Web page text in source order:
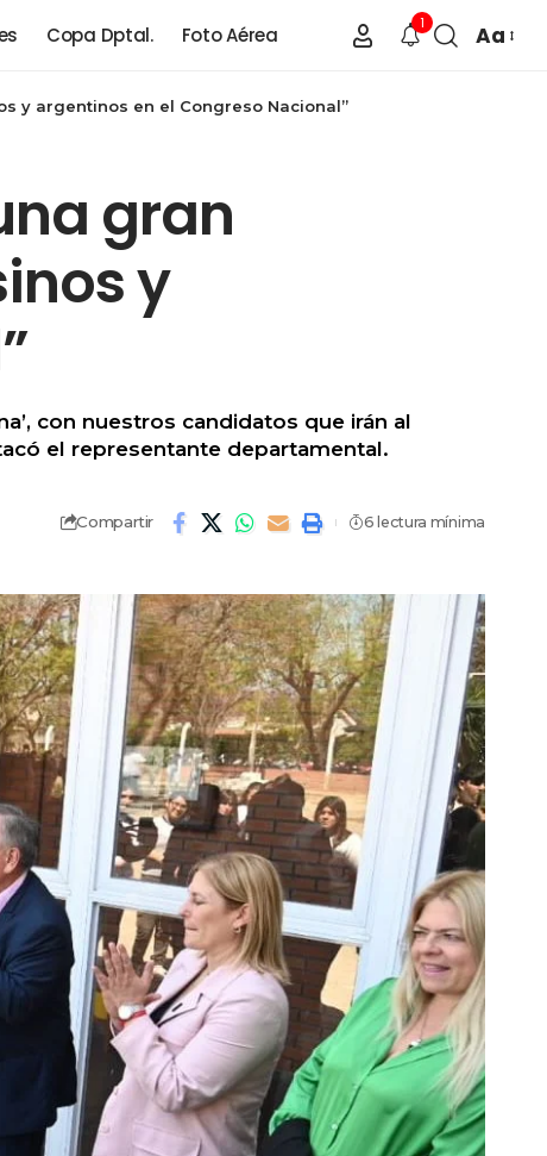
Copa Dptal. Foto Aérea
1 Aa
y argentinos en el Congreso Nacional”
gran
y
con nuestros candidatos que irán al
el representante departamental.
Compartir 6 lectura mínima